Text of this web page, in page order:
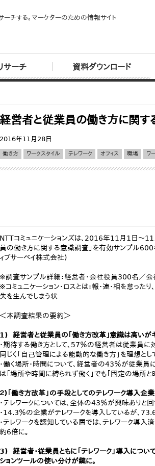
ーチする。マーケターのための情報サイト
サーチ 資料ダウンロード
経営者と従業員の働き方に関す
2016年11月28日
働き方 ワークスタイル テレワーク オフィス 職場 ワ
NTTコミュニケーションズは、2016年11月1日～
員の働き方に関する意識調査」を有効サンプル600
ィブサーベイ株式会社)
※調査サンプル詳細：経営者・会社役員300名
※コミュニケーション・ロスとは：報・連・相を怠った
失を生んでしまう状
＜本調査結果の要約＞
1) 経営者と従業員の｢働き方改革｣意識は高いがギ
・期待する働き方として、57％の経営者は従業員
同じく「自己管理による能動的な働き方」を理想とし
・働く場所・時間について、経営者の43％が従業員
は「場所や時間に縛られず働く」でも「固定の場所と
２)「働き方改革」の手段としてのテレワーク導入企
・テレワークについては、全体の43％が興味ありと回
・14.3％の企業がテレワークを導入しているが、
・テレワークを認知している層では、テレワーク導
約6倍に。
3) 経営者・従業員ともに「テレワーク」導入につい
ションツールの使い分けが鍵に。